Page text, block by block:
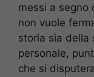
messi a segno
non vuole
storia sia della
personale,
che si